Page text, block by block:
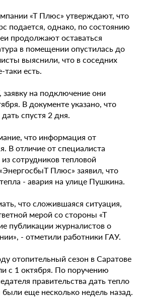
«Т Плюс» утверждают, что
подается, однако, по состоянию
продолжают оставаться
в помещении опустилась до
выяснили, что в соседних
таки есть.
на подключение они
В документе указано, что
спустя 2 дня.
что информация от
В отличие от специалиста
сотрудников тепловой
Плюс» заявил, что
- авария на улице Пушкина.
что сложившаяся ситуация,
мерой со стороны «Т
публикации журналистов о
- отметили работники ГАУ.
отопительный сезон в Саратове
с 1 октября. По поручению
правительства дать тепло
еще несколько недель назад.